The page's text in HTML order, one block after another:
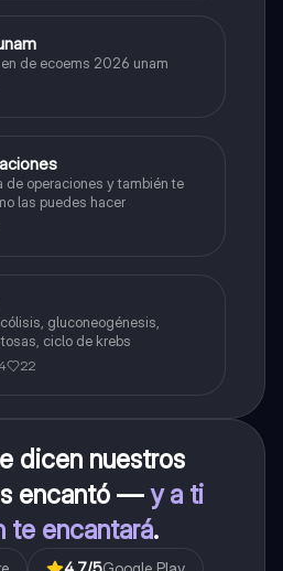
de ecoems 2026 unam
de operaciones y también te
las puedes hacer
gluconeogénesis,
ciclo de krebs
22
dicen nuestros
encantó —y a ti
te encantará.